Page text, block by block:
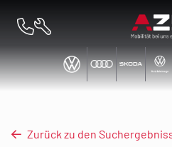
Zurück zu den